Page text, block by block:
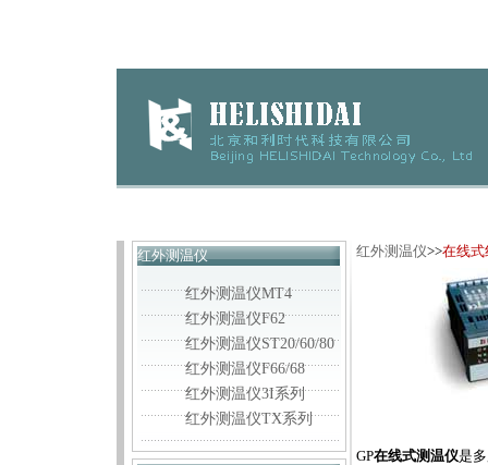
红外测温仪
红外测温仪MT4
红外测温仪F62
红外测温仪ST20/60/80
红外测温仪F66/68
红外测温仪3I系列
红外测温仪TX系列
红外测温仪>>在线式
GP在线式测温仪是